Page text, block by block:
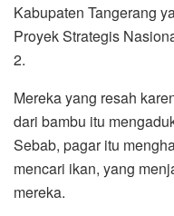
Kabupaten Tangerang
Proyek Strategis
2.
Mereka yang resah
dari bambu itu
Sebab, pagar itu
mencari ikan, yang
mereka.